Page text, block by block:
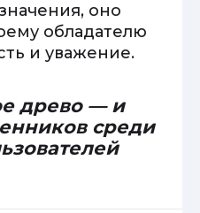
оно
обладателю
и уважение.
древо — и
среди